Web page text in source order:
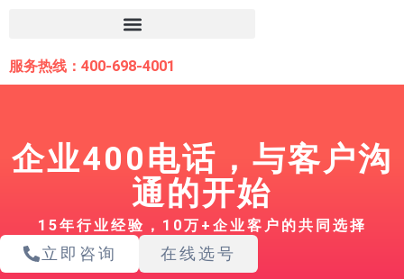
内
容
服务热线：400-698-4001
企业400电话，与客户沟
通的开始
15年行业经验，10万+企业客户的共同选择
立即咨询 在线选号